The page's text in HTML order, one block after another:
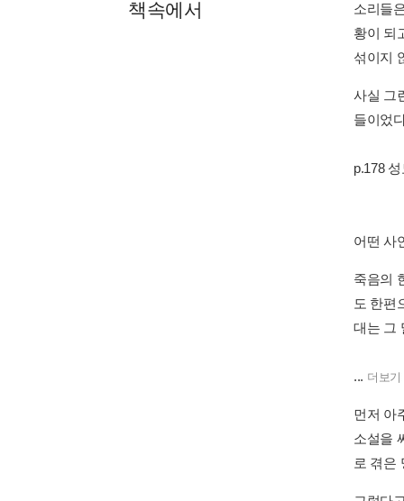
책속에서
소리들
황이 되
섞이지
사실 그
들이었
p.178
어떤 사
죽음의
도 한편
대는 그
... 더보기
먼저 아
소설을
로 겪은